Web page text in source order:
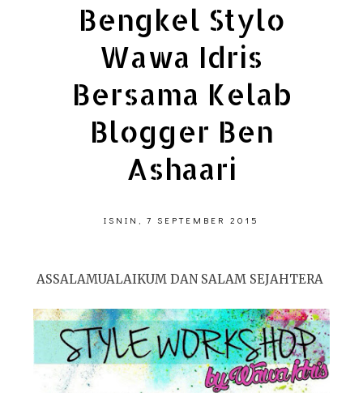
Bengkel Stylo
Wawa Idris
Bersama Kelab
Blogger Ben
Ashaari
ISNIN, 7 SEPTEMBER 2015
ASSALAMUALAIKUM DAN SALAM SEJAHTERA